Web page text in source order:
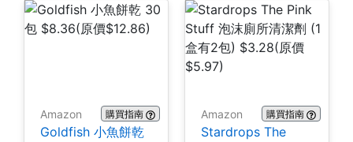
Amazon 購買指南
Goldfish 小魚餅乾
Amazon 購買指南
Stardrops The